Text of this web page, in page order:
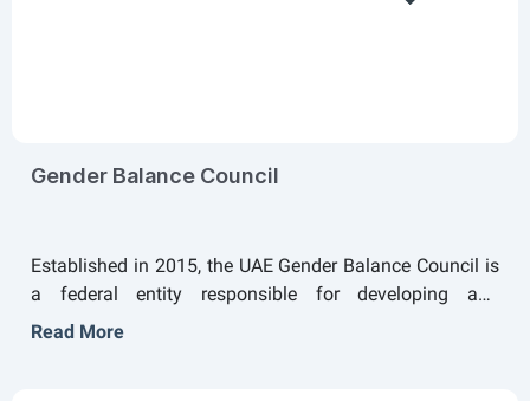
legislative reforms, backed by the National Strategy for
Gender Balance Council
Established in 2015, the UAE Gender Balance Council is
a federal entity responsible for developing and
implementing the gender balance agenda of the UAE.
Read More